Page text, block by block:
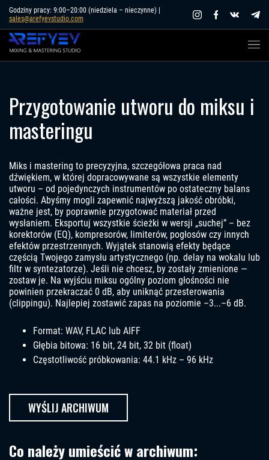
Skip
content
Godziny pracy: 9:00–20:00 (niedziela – nieczynne) |
sales@arefyevstudio.com
Przygotowanie utworu do miksu i
masteringu
Miks i mastering to precyzyjna, szczegółowa praca nad
dźwiękiem, w której dopracowywane są wszystkie elementy
utworu – od pojedynczych instrumentów po ostateczny balans
całości. Abyśmy mogli zapewnić najwyższą jakość obróbki,
ważne jest, by poprawnie przygotować materiał przed
wysłaniem. Eksportuj wszystkie ścieżki w wersji „suchej” – bez
korektorów (EQ), kompresorów, limiterów, pogłosów czy innych
efektów przestrzennych. Wyjątek stanowią efekty będące
częścią Twojego zamysłu artystycznego (np. delay na wokalu lub
filtr w syntezatorze). Jeśli nie chcesz, by zostały zmienione —
zostaw je. Na wyjściu miksu ogólny poziom głośności nie
powinien przekraczać 0 dB, aby uniknąć przesterowania
(clippingu). Najlepiej zostawić zapas na poziomie –3...–6 dB.
Format: WAV, FLAC lub AIFF
Głębia bitowa: 16 bit, 24 bit, 32 bit (float)
Częstotliwość próbkowania: 44.1 kHz – 96 kHz
WYŚLIJ ARCHIWUM
Co należy umieścić w archiwum: